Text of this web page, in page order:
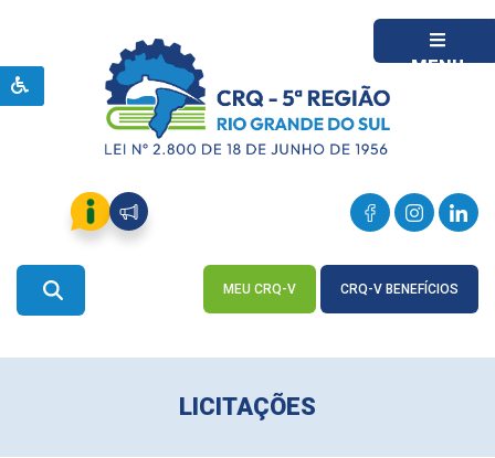
MENU
MEU CRQ-V CRQ-V BENEFÍCIOS
LICITAÇÕES